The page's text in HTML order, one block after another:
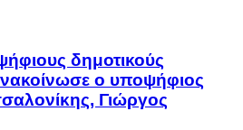
δημοτικούς
ο υποψήφιος
Γιώργος